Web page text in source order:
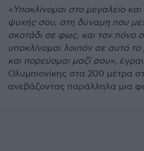
«Υποκλίνομαι στο μεγαλείο
ψυχής σου, στη δύναμη που
σκοτάδι σε φως, και τον πόνο
υποκλίνομαι λοιπόν σε αυτό
και πορεύομαι μαζί σου»,
Ολυμπιονίκης στα 200 μέτρα
ανεβάζοντας παράλληλα μια